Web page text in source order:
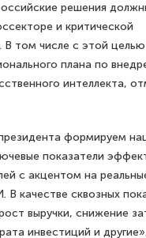
решения
и критической
В том числе с этой
плана по
интеллекта,
формируем
показатели
с акцентом на
В качестве сквозных
выручки, снижение
инвестиций и